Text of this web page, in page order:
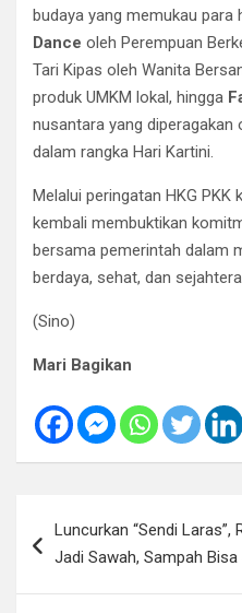
budaya yang memukau para
Dance oleh Perempuan
Tari Kipas oleh Wanita
produk UMKM lokal, hingga
nusantara yang
dalam rangka Hari Kartini.
Melalui peringatan HKG PKK
kembali membuktikan
bersama pemerintah dalam
berdaya, sehat, dan
(Sino)
Mari Bagikan
posLuncurkan “Sendi Laras”,
Jadi Sawah, Sampah